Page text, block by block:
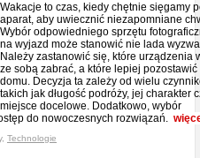
Wakacje to czas, kiedy chętnie sięgamy
aparat, aby uwiecznić niezapomniane
Wybór odpowiedniego sprzętu
na wyjazd może stanowić nie lada
Należy zastanowić się, które urządzenia
ze sobą zabrać, a które lepiej pozostawić
domu. Decyzja ta zależy od wielu
takich jak długość podróży, jej charakter
miejsce docelowe. Dodatkowo, wybór
do nowoczesnych rozwiązań.
Technologie